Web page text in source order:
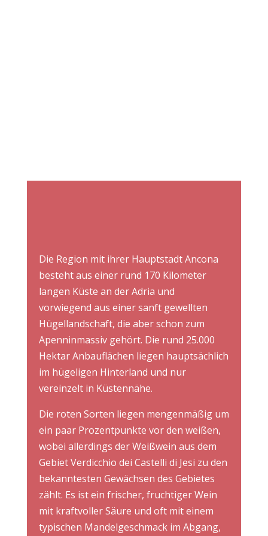
Die Region mit ihrer Hauptstadt Ancona
besteht aus einer rund 170 Kilometer
langen Küste an der Adria und
vorwiegend aus einer sanft gewellten
Hügellandschaft, die aber schon zum
Apenninmassiv gehört. Die rund 25.000
Hektar Anbauflächen liegen hauptsächlich
im hügeligen Hinterland und nur
vereinzelt in Küstennähe.
Die roten Sorten liegen mengenmäßig um
ein paar Prozentpunkte vor den weißen,
wobei allerdings der Weißwein aus dem
Gebiet Verdicchio dei Castelli di Jesi zu den
bekanntesten Gewächsen des Gebietes
zählt. Es ist ein frischer, fruchtiger Wein
mit kraftvoller Säure und oft mit einem
typischen Mandelgeschmack im Abgang,